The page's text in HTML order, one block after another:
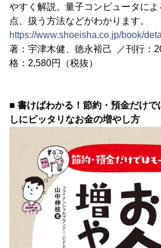
やすく解説。量子コンピュータによ
点、扱う方法などがわかります。
https://www.shoeisha.co.jp/book/
著：宇津木健、徳永裕己 ／刊行：
格：2,580円（税抜）
■ 書けばわかる！節約・預金だけで
しにピッタリなお金の増やし方